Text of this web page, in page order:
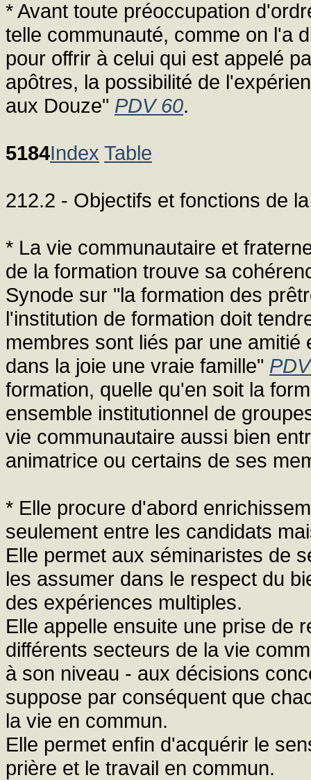
* Avant toute préoccupation
telle communauté, comme on l'a
pour offrir à celui qui est appelé
apôtres, la possibilité de
aux Douze" PDV 60.
5184Index Table
212.2 - Objectifs et fonctions de
* La vie communautaire et
de la formation trouve sa
Synode sur "la formation des
l'institution de formation doit
membres sont liés par une
dans la joie une vraie famille"
formation, quelle qu'en soit la
ensemble institutionnel de
vie communautaire aussi bien
animatrice ou certains de ses
* Elle procure d'abord
seulement entre les candidats
Elle permet aux séminaristes de
les assumer dans le respect du
des expériences multiples.
Elle appelle ensuite une prise de
différents secteurs de la vie
à son niveau - aux décisions
suppose par conséquent que
la vie en commun.
Elle permet enfin d'acquérir le
prière et le travail en commun.